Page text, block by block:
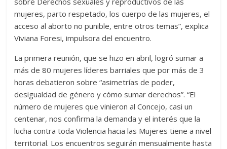
mujeres, parto respetado, los cuerpo de las mujeres, el
acceso al aborto no punible, entre otros temas”, explica
Viviana Foresi, impulsora del encuentro.
La primera reunión, que se hizo en abril, logró sumar a
más de 80 mujeres líderes barriales que por más de 3
horas debatieron sobre “asimetrías de poder,
desigualdad de género y cómo sumar derechos”. “El
número de mujeres que vinieron al Concejo, casi un
centenar, nos confirma la demanda y el interés que la
lucha contra toda Violencia hacia las Mujeres tiene a nivel
territorial. Los encuentros seguirán mensualmente hasta